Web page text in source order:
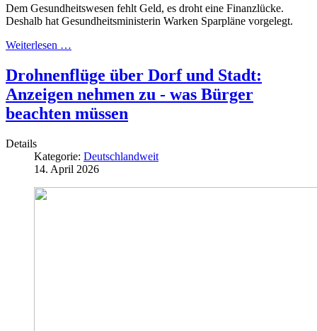
Dem Gesundheitswesen fehlt Geld, es droht eine Finanzlücke.
Deshalb hat Gesundheitsministerin Warken Sparpläne vorgelegt.
Weiterlesen …
Drohnenflüge über Dorf und Stadt:
Anzeigen nehmen zu - was Bürger
beachten müssen
Details
Kategorie: Deutschlandweit
14. April 2026